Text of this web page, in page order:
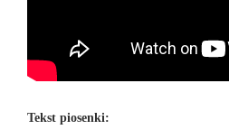
Tekst piosenki: